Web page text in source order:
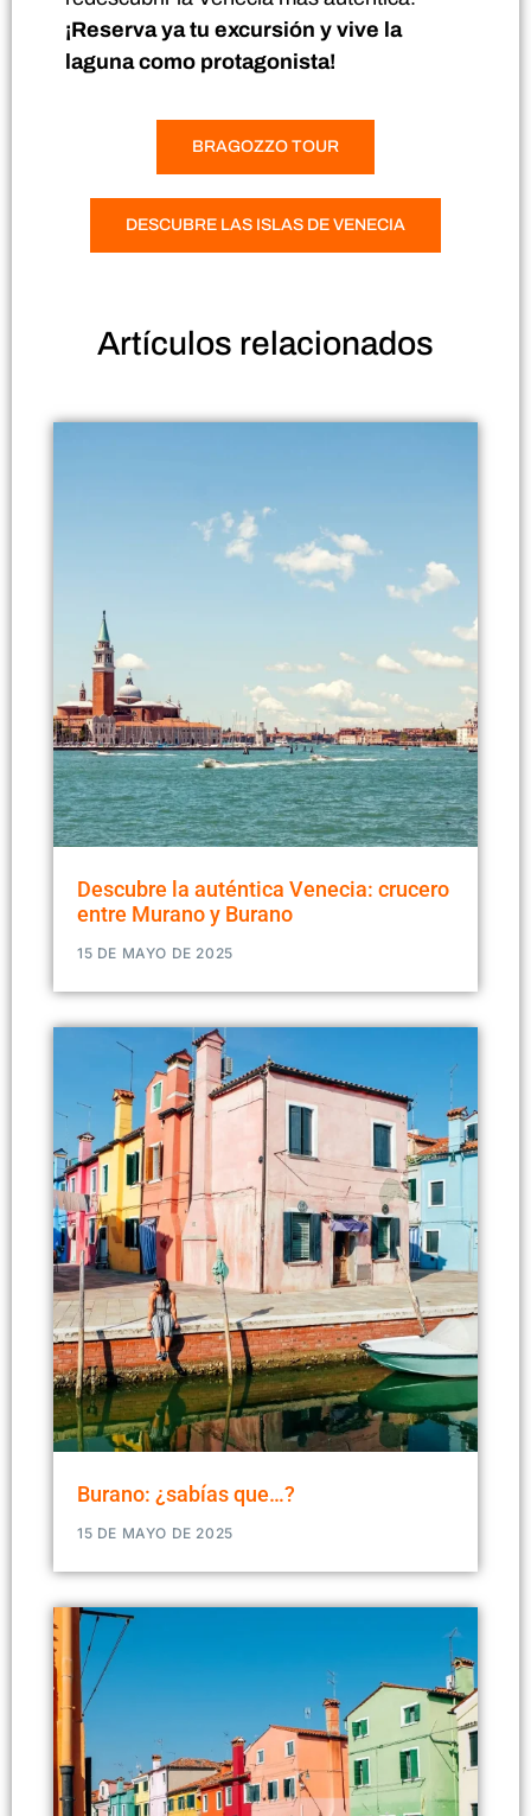
¡Reserva ya tu excursión y vive la
laguna como protagonista!
BRAGOZZO TOUR
DESCUBRE LAS ISLAS DE VENECIA
Artículos relacionados
Descubre la auténtica Venecia: crucero
entre Murano y Burano
15 DE MAYO DE 2025
Burano: ¿sabías que…?
15 DE MAYO DE 2025